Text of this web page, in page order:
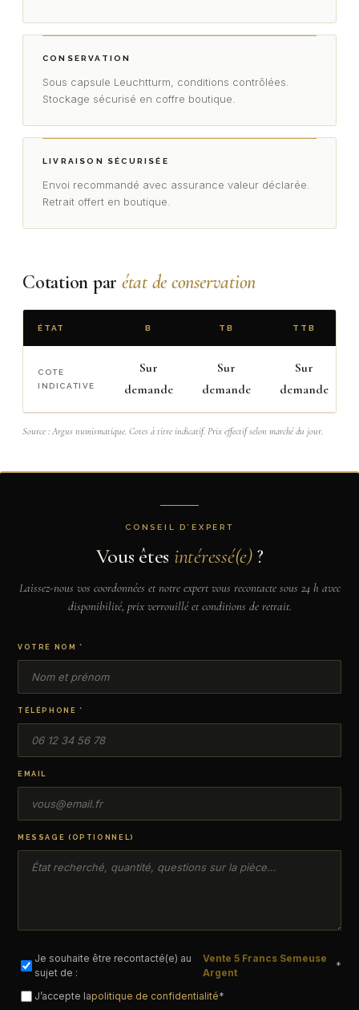
CONSERVATION
Sous capsule Leuchtturm, conditions contrôlées.
Stockage sécurisé en coffre boutique.
LIVRAISON SÉCURISÉE
Envoi recommandé avec assurance valeur déclarée.
Retrait offert en boutique.
Cotation par état de conservation
ÉTAT B TB TTB
COTE
INDICATIVE
Sur
demande
Sur
demande
Sur
demande
Source : Argus numismatique. Cotes à titre indicatif. Prix effectif selon marché du jour.
CONSEIL D’EXPERT
Vous êtes intéressé(e)?
Laissez-nous vos coordonnées et notre expert vous recontacte sous 24 h avec
disponibilité, prix verrouillé et conditions de retrait.
VOTRE NOM *
TÉLÉPHONE *
EMAIL
MESSAGE (OPTIONNEL)
Je souhaite être recontacté(e) au
sujet de :
Vente 5 Francs Semeuse
Argent
*
J’accepte lapolitique de confidentialité*